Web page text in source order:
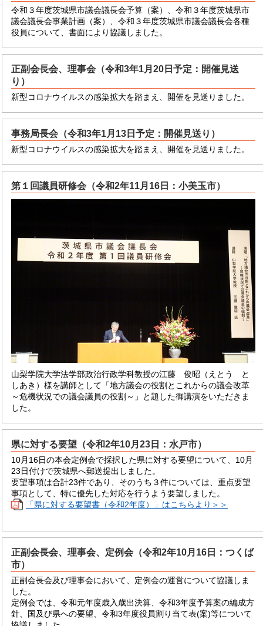
令和３年度茨城県市議会議長会予算（案）、令和３年度茨城県市
議会議長会事業計画（案）、令和３年度茨城県市議会議長会各種
役員について、書面により協議しました。
正副会長会、理事会（令和3年1月20日予定：開催見送
り）
新型コロナウイルスの感染拡大を踏まえ、開催を見送りました。
事務局長会（令和3年1月13日予定：開催見送り）
新型コロナウイルスの感染拡大を踏まえ、開催を見送りました。
第１回議員研修会（令和2年11月16日：小美玉市）
山梨学院大学法学部政治行政学科教授の江藤 俊昭（えとう と
しあき）様を講師として「地方議会の役割とこれからの議会改革
～危機状況での議会議員の役割～」と題した御講演をいただきま
した。
県に対する要望（令和2年10月23日：水戸市）
10月16日の本会定例会で採択した県に対する要望について、10月
23日付けで茨城県へ郵送提出しました。
要望事項は合計23件であり、そのうち３件については、重点要望
事項として、特に優先した対応を行うよう要望しました。
「県に対する要望書（令和2年度）」はこちらより＞＞
正副会長会、理事会、定例会（令和2年10月16日：つくば
市）
正副会長会及び理事会において、定例会の運営について協議しま
した。
定例会では、令和元年度歳入歳出決算、令和3年度予算案の編成方
針、国及び県への要望、令和3年度役員割り当て表(案)等について